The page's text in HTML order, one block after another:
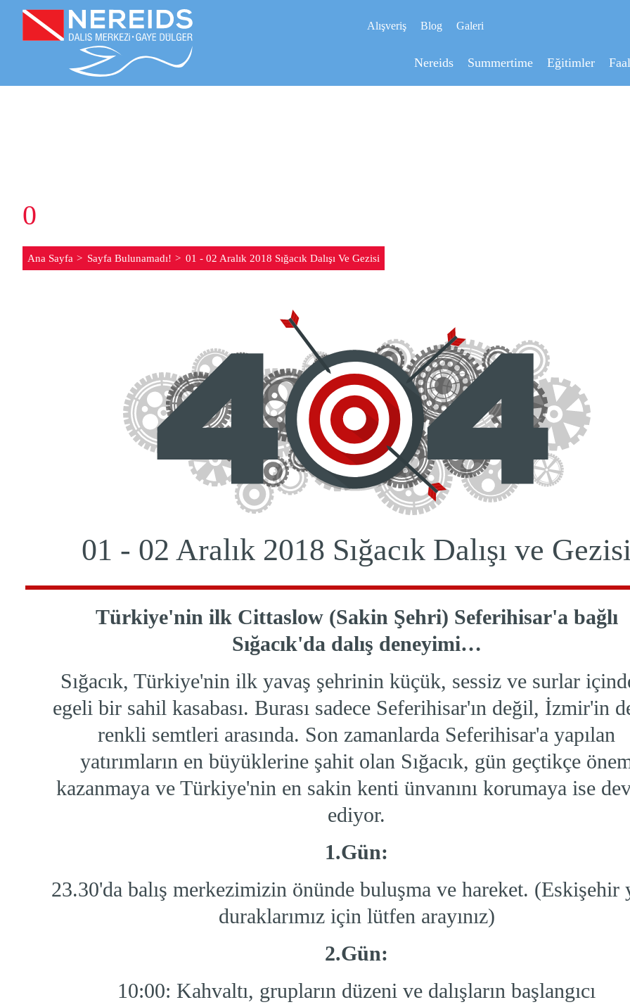
Alışveriş Blog Galeri
Nereids Summertime Eğitimler
0
Ana Sayfa Sayfa Bulunamadı! 01 - 02 Aralık 2018 Sığacık Dalışı Ve Gezisi
01 - 02 Aralık 2018 Sığacık Dalışı ve
Türkiye'nin ilk Cittaslow (Sakin Şehri) Seferihisar'a bağlı
Sığacık'da dalış deneyimi…
Sığacık, Türkiye'nin ilk yavaş şehrinin küçük, sessiz ve surlar
egeli bir sahil kasabası. Burası sadece Seferihisar'ın değil, İzmir'in
renkli semtleri arasında. Son zamanlarda Seferihisar'a yapılan
yatırımların en büyüklerine şahit olan Sığacık, gün geçtikçe
kazanmaya ve Türkiye'nin en sakin kenti ünvanını korumaya ise
ediyor.
1.Gün:
23.30'da balış merkezimizin önünde buluşma ve hareket. (Eskişehir
duraklarımız için lütfen arayınız)
2.Gün:
10:00: Kahvaltı, grupların düzeni ve dalışların başlangıcı